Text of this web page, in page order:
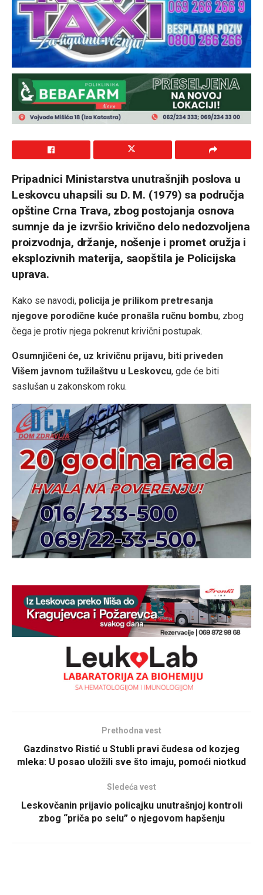
Pripadnici Ministarstva unutrašnjih poslova u
Leskovcu uhapsili su D. M. (1979) sa područja
opštine Crna Trava, zbog postojanja osnova
sumnje da je izvršio krivično delo nedozvoljena
proizvodnja, držanje, nošenje i promet oružja i
eksplozivnih materija, saopštila je Policijska
uprava.
Kako se navodi, policija je prilikom pretresanja
njegove porodične kuće pronašla ručnu bombu, zbog
čega je protiv njega pokrenut krivični postupak.
Osumnjičeni će, uz krivičnu prijavu, biti priveden
Višem javnom tužilaštvu u Leskovcu, gde će biti
saslušan u zakonskom roku.
Prethodna vest
Gazdinstvo Ristić u Stubli pravi čudesa od kozjeg
mleka: U posao uložili sve što imaju, pomoći niotkud
Sledeća vest
Leskovčanin prijavio policajku unutrašnjoj kontroli
zbog “priča po selu” o njegovom hapšenju